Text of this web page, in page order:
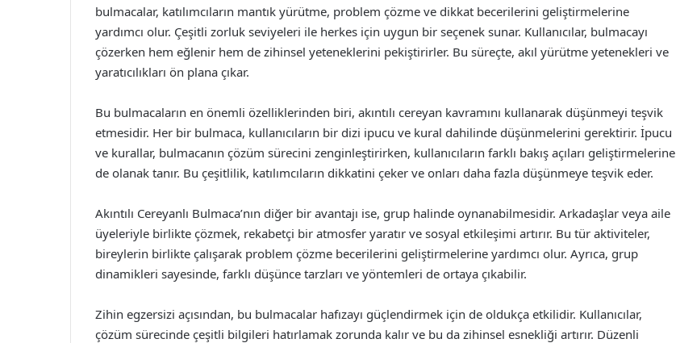
bulmacalar, katılımcıların mantık yürütme, problem çözme ve dikkat becerilerini geliştirmelerine
yardımcı olur. Çeşitli zorluk seviyeleri ile herkes için uygun bir seçenek sunar. Kullanıcılar, bulmacayı
çözerken hem eğlenir hem de zihinsel yeteneklerini pekiştirirler. Bu süreçte, akıl yürütme yetenekleri ve
yaratıcılıkları ön plana çıkar.
Bu bulmacaların en önemli özelliklerinden biri, akıntılı cereyan kavramını kullanarak düşünmeyi teşvik
etmesidir. Her bir bulmaca, kullanıcıların bir dizi ipucu ve kural dahilinde düşünmelerini gerektirir. İpucu
ve kurallar, bulmacanın çözüm sürecini zenginleştirirken, kullanıcıların farklı bakış açıları geliştirmelerine
de olanak tanır. Bu çeşitlilik, katılımcıların dikkatini çeker ve onları daha fazla düşünmeye teşvik eder.
Akıntılı Cereyanlı Bulmaca’nın diğer bir avantajı ise, grup halinde oynanabilmesidir. Arkadaşlar veya aile
üyeleriyle birlikte çözmek, rekabetçi bir atmosfer yaratır ve sosyal etkileşimi artırır. Bu tür aktiviteler,
bireylerin birlikte çalışarak problem çözme becerilerini geliştirmelerine yardımcı olur. Ayrıca, grup
dinamikleri sayesinde, farklı düşünce tarzları ve yöntemleri de ortaya çıkabilir.
Zihin egzersizi açısından, bu bulmacalar hafızayı güçlendirmek için de oldukça etkilidir. Kullanıcılar,
çözüm sürecinde çeşitli bilgileri hatırlamak zorunda kalır ve bu da zihinsel esnekliği artırır. Düzenli